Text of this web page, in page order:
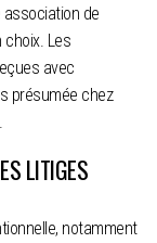
association de
Les
avec
présumée chez
LITIGES
notamment